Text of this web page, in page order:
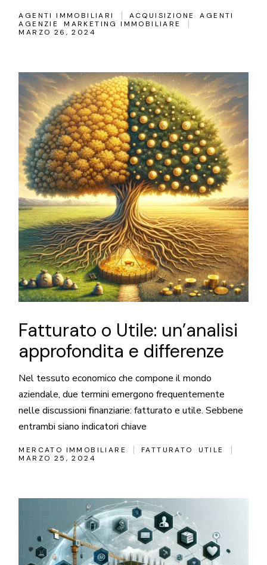
AGENTI IMMOBILIARI ACQUISIZIONE
AGENTI
AGENZIE
MARKETING IMMOBILIARE
MARZO 26, 2024
Fatturato o Utile: un’analisi
approfondita e differenze
Nel tessuto economico che compone il mondo
aziendale, due termini emergono frequentemente
nelle discussioni finanziarie: fatturato e utile. Sebbene
entrambi siano indicatori chiave
MERCATO IMMOBILIARE FATTURATO
UTILE
MARZO 25, 2024